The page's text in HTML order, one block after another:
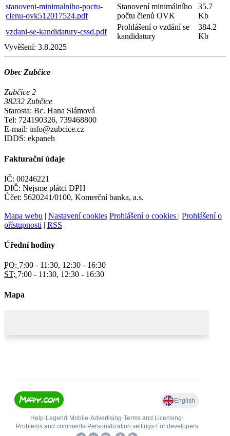
stanoveni-minimalniho-poctu-
clenu-ovk512017524.pdf
Stanovení minimálního
počtu členů OVK
35.7
Kb
vzdani-se-kandidatury-cssd.pdf
Prohlášení o vzdání se
kandidatury
384.2
Kb
Vyvěšení: 3.8.2025
Obec Zubčice
Zubčice 2
38232 Zubčice
Starosta: Bc. Hana Slámová
Tel: 724190326, 739468800
E-mail: info@zubcice.cz
IDDS: ekpaneh
Fakturační údaje
IČ: 00246221
DIČ: Nejsme plátci DPH
Účet: 5620241/0100, Komerční banka, a.s.
Mapa webu | Nastavení cookies Prohlášení o cookies | Prohlášení o
přístupnosti | RSS
Úřední hodiny
PO: 7:00 - 11:30, 12:30 - 16:30
ST: 7:00 - 11:30, 12:30 - 16:30
Mapa